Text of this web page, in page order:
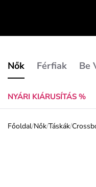
Nők
NYÁRI KIÁRUSÍTÁS %
Férfiak Be
Főoldal/Nők/Táskák/